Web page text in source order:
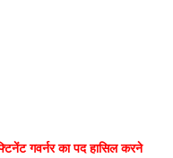
गवर्नर का पद हासिल करने